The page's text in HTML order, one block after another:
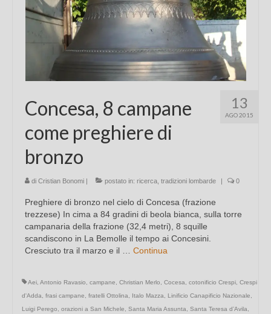
13
AGO 2015
Concesa, 8 campane
come preghiere di
bronzo
di Cristian Bonomi | postato in: ricerca tradizioni lombarde | 0
Preghiere di bronzo nel cielo di Concesa (frazione
trezzese) In cima a 84 gradini di beola bianca, sulla torre
campanaria della frazione (32,4 metri), 8 squille
scandiscono in La Bemolle il tempo ai Concesini.
Cresciuto tra il marzo e il … Continua
Aei Antonio Ravasio campane Christian Merlo Cocesa cotonificio Crespi Crespi
d'Adda
frasi campane fratelli Ottolina Italo Mazza Linificio Canapificio Nazionale
Luigi Perego
orazioni a San Michele Santa Maria Assunta Santa Teresa d’Avila